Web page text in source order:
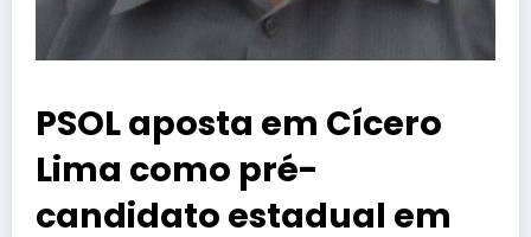
PSOL aposta em Cícero
Lima como pré-
candidato estadual em